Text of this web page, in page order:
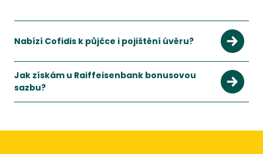
Nabízí Cofidis k půjčce i pojištění úvěru?
Jak získám u Raiffeisenbank bonusovou
sazbu?